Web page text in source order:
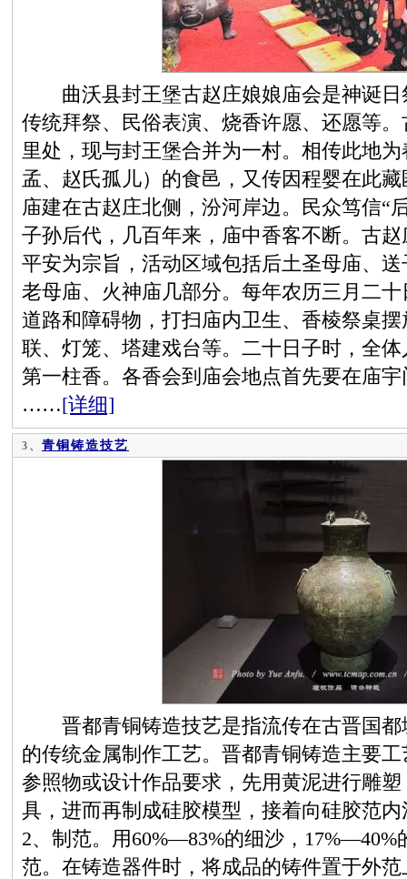
曲沃县封王堡古赵庄娘娘庙会是神诞日
传统拜祭、民俗表演、烧香许愿、还愿等
里处，现与封王堡合并为一村。相传此地
孟、赵氏孤儿）的食邑，又传因程婴在此
庙建在古赵庄北侧，汾河岸边。民众笃信“
子孙后代，几百年来，庙中香客不断。古
平安为宗旨，活动区域包括后土圣母庙、
老母庙、火神庙几部分。每年农历三月二
道路和障碍物，打扫庙内卫生、香棱祭桌
联、灯笼、塔建戏台等。二十日子时，全
第一柱香。各香会到庙会地点首先要在庙
……[详细]
3、 青铜铸造技艺
晋都青铜铸造技艺是指流传在古晋国都
的传统金属制作工艺。晋都青铜铸造主要
参照物或设计作品要求，先用黄泥进行雕
具，进而再制成硅胶模型，接着向硅胶范
2、制范。用60%—83%的细沙，17%—40%
范。在铸造器件时，将成品的铸件置于外